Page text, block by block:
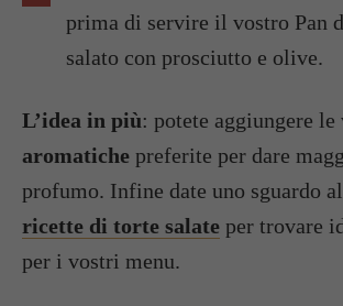
prima di servire il vostro Pan
salato con prosciutto e olive.
L’idea in più: potete aggiungere le
aromatiche preferite per dare
profumo. Infine date uno sguardo
ricette di torte salate per trovare
per i vostri menu.